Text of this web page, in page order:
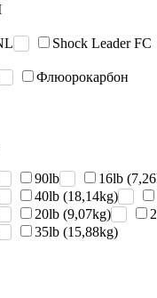
Shock Leader FC
Флюорокарбон
90lb
16lb
40lb (18,14kg)
20lb (9,07kg)
35lb (15,88kg)